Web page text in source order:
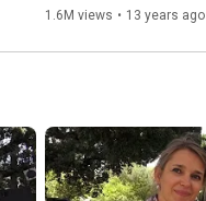
1.6M views • 13 years ago